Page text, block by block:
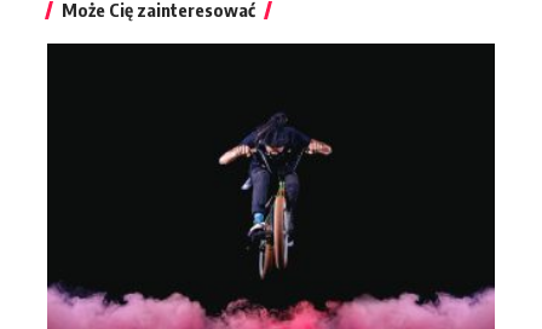
Może Cię zainteresować